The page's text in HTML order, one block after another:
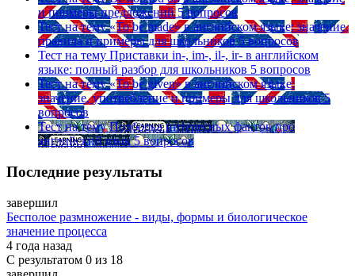
и примеры предложений 5 вопросов
Тест на тему «To be made» в английском языке: значение,
правила и примеры для школьников 5 вопросов
Тест на тему Приставки in-, im-, il-, ir- в английском
языке: полный разбор для школьников 5 вопросов
Тест на тему «To be given» в английском языке:
значение, употребление и примеры для школьников 5
вопросов
Тест на тему Подборка интересных фактов про
английский язык 5 вопросов
Последние результаты
завершил
Бесполое размножение - виды, формы и биологическое
значение процесса
4 года назад
С результатом 0 из 18